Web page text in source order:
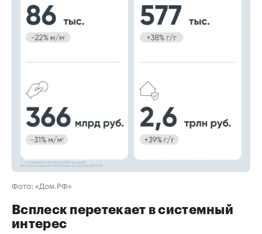
Фото: «Дом.РФ»
Всплеск перетекает в системный
интерес